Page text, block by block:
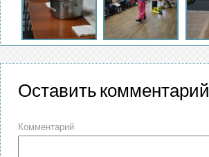
Оставить комментарий
Комментарий